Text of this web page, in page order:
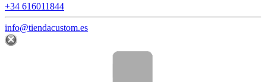
+34 616011844
info@tiendacustom.es